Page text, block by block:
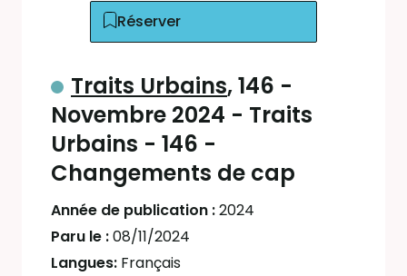
Réserver
Traits Urbains, 146 -
Novembre 2024 - Traits
Urbains - 146 -
Changements de cap
Année de publication :2024
Paru le :08/11/2024
Langues: Français